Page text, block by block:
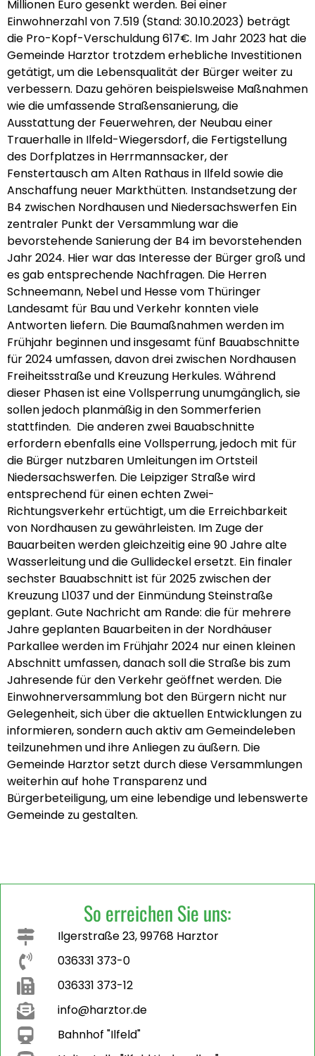
Millionen Euro gesenkt werden. Bei einer
Einwohnerzahl von 7.519 (Stand: 30.10.2023) beträgt
die Pro-Kopf-Verschuldung 617€. Im Jahr 2023 hat die
Gemeinde Harztor trotzdem erhebliche Investitionen
getätigt, um die Lebensqualität der Bürger weiter zu
verbessern. Dazu gehören beispielsweise Maßnahmen
wie die umfassende Straßensanierung, die
Ausstattung der Feuerwehren, der Neubau einer
Trauerhalle in Ilfeld-Wiegersdorf, die Fertigstellung
des Dorfplatzes in Herrmannsacker, der
Fenstertausch am Alten Rathaus in Ilfeld sowie die
Anschaffung neuer Markthütten. Instandsetzung der
B4 zwischen Nordhausen und Niedersachswerfen Ein
zentraler Punkt der Versammlung war die
bevorstehende Sanierung der B4 im bevorstehenden
Jahr 2024. Hier war das Interesse der Bürger groß und
es gab entsprechende Nachfragen. Die Herren
Schneemann, Nebel und Hesse vom Thüringer
Landesamt für Bau und Verkehr konnten viele
Antworten liefern. Die Baumaßnahmen werden im
Frühjahr beginnen und insgesamt fünf Bauabschnitte
für 2024 umfassen, davon drei zwischen Nordhausen
Freiheitsstraße und Kreuzung Herkules. Während
dieser Phasen ist eine Vollsperrung unumgänglich, sie
sollen jedoch planmäßig in den Sommerferien
stattfinden. Die anderen zwei Bauabschnitte
erfordern ebenfalls eine Vollsperrung, jedoch mit für
die Bürger nutzbaren Umleitungen im Ortsteil
Niedersachswerfen. Die Leipziger Straße wird
entsprechend für einen echten Zwei-
Richtungsverkehr ertüchtigt, um die Erreichbarkeit
von Nordhausen zu gewährleisten. Im Zuge der
Bauarbeiten werden gleichzeitig eine 90 Jahre alte
Wasserleitung und die Gullideckel ersetzt. Ein finaler
sechster Bauabschnitt ist für 2025 zwischen der
Kreuzung L1037 und der Einmündung Steinstraße
geplant. Gute Nachricht am Rande: die für mehrere
Jahre geplanten Bauarbeiten in der Nordhäuser
Parkallee werden im Frühjahr 2024 nur einen kleinen
Abschnitt umfassen, danach soll die Straße bis zum
Jahresende für den Verkehr geöffnet werden. Die
Einwohnerversammlung bot den Bürgern nicht nur
Gelegenheit, sich über die aktuellen Entwicklungen zu
informieren, sondern auch aktiv am Gemeindeleben
teilzunehmen und ihre Anliegen zu äußern. Die
Gemeinde Harztor setzt durch diese Versammlungen
weiterhin auf hohe Transparenz und
Bürgerbeteiligung, um eine lebendige und lebenswerte
Gemeinde zu gestalten.
So erreichen Sie uns:
Ilgerstraße 23, 99768 Harztor
036331 373-0
036331 373-12
info@harztor.de
Bahnhof "Ilfeld"